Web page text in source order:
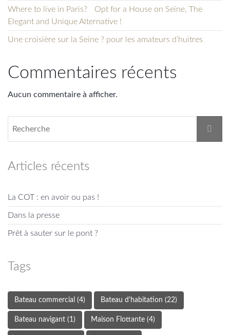
Where to live in Paris? Opt for a House on Seine, The
Elegant and Unique Alternative !
Une croisière sur la Seine ? pour les amateurs d’huitres
Commentaires récents
Aucun commentaire à afficher.
Articles récents
La COT : en avoir ou pas !
Dans la presse
Prêt à sauter sur le pont ?
Tags
Bateau commercial (4) Bateau d'habitation (22)
Bateau navigant (1) Maison Flottante (4)